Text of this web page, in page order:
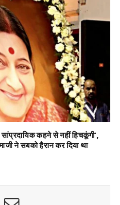
कहने से नहीं हिचकूंगी',
ने सबको हैरान कर दिया था